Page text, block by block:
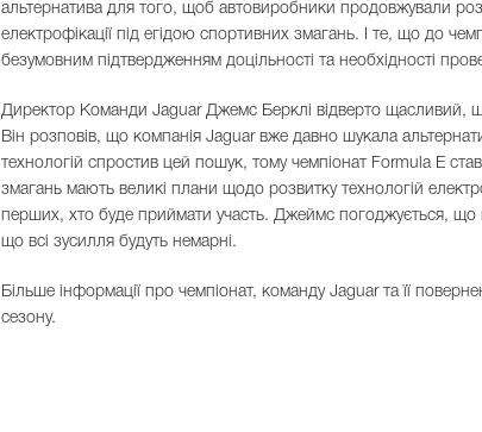
альтернатива для того, щоб автовиробники продовжували
електрофікації під егідою спортивних змагань. І те, що до
безумовним підтвердженням доцільності та необхідності
Директор Команди Jaguar Джемс Берклі відверто щасливий,
Він розповів, що компанія Jaguar вже давно шукала
технологій спростив цей пошук, тому чемпіонат Formula E
змагань мають великі плани щодо розвитку технологій
перших, хто буде приймати участь. Джеймс погоджується, що
що всі зусилля будуть немарні.
Більше інформації про чемпіонат, команду Jaguar та її
сезону.